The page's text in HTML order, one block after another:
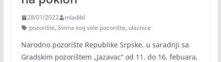
28/01/2022
mladibl
pozorište, Svima koij vole pozorište, ulaznice
Narodno pozorište Republike Srpske, u saradnji sa
Gradskim pozorištem „Jazavac“ od 11. do 16. febuara,